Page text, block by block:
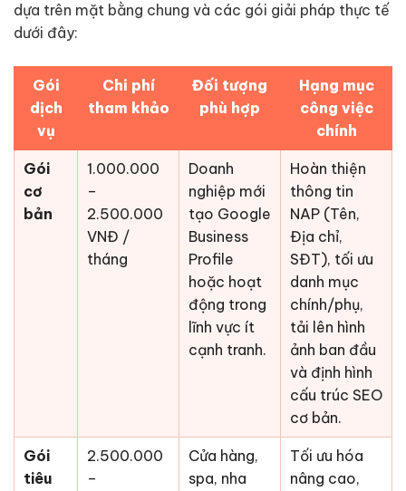
dựa trên mặt bằng chung và các gói giải pháp thực tế
dưới đây:
Gói
dịch
vụ
Chi phí
tham khảo
Đối tượng
phù hợp
Hạng mục
công việc
chính
Gói
cơ
bản
1.000.000
–
2.500.000
VNĐ /
tháng
Doanh
nghiệp mới
tạo Google
Business
Profile
hoặc hoạt
động trong
lĩnh vực ít
cạnh tranh.
Hoàn thiện
thông tin
NAP (Tên,
Địa chỉ,
SĐT), tối ưu
danh mục
chính/phụ,
tải lên hình
ảnh ban đầu
và định hình
cấu trúc SEO
cơ bản.
Gói
tiêu
2.500.000
–
Cửa hàng,
spa, nha
Tối ưu hóa
nâng cao,